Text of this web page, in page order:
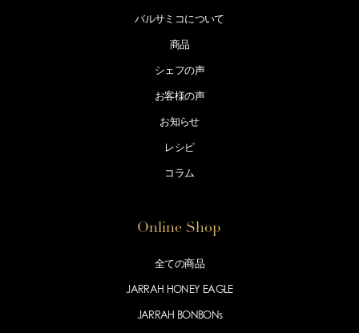
バルサミコについて
商品
シェフの声
お客様の声
お知らせ
レシピ
コラム
Online Shop
全ての商品
JARRAH HONEY EAGLE
JARRAH BONBONs